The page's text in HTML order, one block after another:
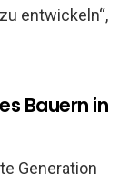
entwickeln“,
Bauern in
Generation